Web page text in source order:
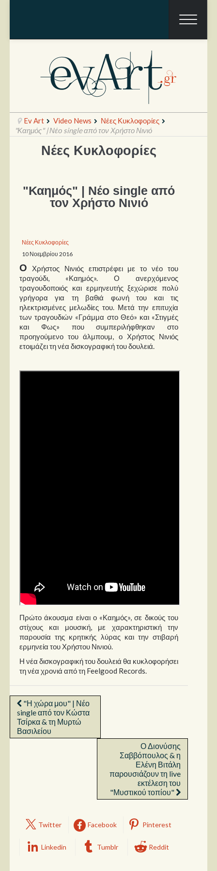
Ραπόρτο
Θέατρο
Συνεντεύξεις
Παρουσιάσεις
Δίσκοι
Σειρές
Ταινίες
Βιβλία
Video News
Καλλιτέχνες
Ev Art Video News
Νέες Κυκλοφορίες
"Καημός" | Νέο single από τον Χρήστο Νινιό
Νέες Κυκλοφορίες
"Καημός" | Νέο single από
τον Χρήστο Νινιό
Νέες Κυκλοφορίες
10 Νοεμβρίου 2016
Ο Χρήστος Νινιός επιστρέφει με το νέο του
τραγούδι, «Καημός». Ο ανερχόμενος
τραγουδοποιός και ερμηνευτής ξεχώρισε πολύ
γρήγορα για τη βαθιά φωνή του και τις
ηλεκτρισμένες μελωδίες του. Μετά την επιτυχία
των τραγουδιών «Γράμμα στο Θεό» και «Στιγμές
και Φως» που συμπεριλήφθηκαν στο
προηγούμενο του άλμπουμ, ο Χρήστος Νινιός
ετοιμάζει τη νέα δισκογραφική του δουλειά.
Πρώτο άκουσμα είναι ο «Καημός», σε δικούς του
στίχους και μουσική, με χαρακτηριστική την
παρουσία της κρητικής λύρας και την στιβαρή
ερμηνεία του Χρήστου Νινιού.
Η νέα δισκογραφική του δουλειά θα κυκλοφορήσει
τη νέα χρονιά από τη Feelgood Records.
"Η χώρα μου" | Νέο
single από τον Κώστα
Τσίρκα & τη Μυρτώ
Βασιλείου
Ο Διονύσης
Σαββόπουλος & η
Ελένη Βιτάλη
παρουσιάζουν τη live
εκτέλεση του
"Μυστικού τοπίου"
Twitter Facebook Pinterest
Linkedin Tumblr Reddit